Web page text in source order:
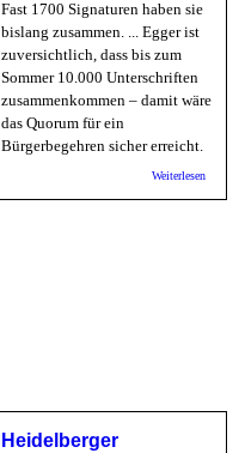
Fast 1700 Signaturen haben sie
bislang zusammen. ... Egger ist
zuversichtlich, dass bis zum
Sommer 10.000 Unterschriften
zusammenkommen – damit wäre
das Quorum für ein
Bürgerbegehren sicher erreicht.
Weiterlesen
Heidelberger